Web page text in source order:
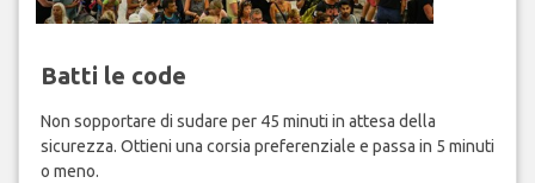
Batti le code
Non sopportare di sudare per 45 minuti in attesa della
sicurezza. Ottieni una corsia preferenziale e passa in 5 minuti
o meno.